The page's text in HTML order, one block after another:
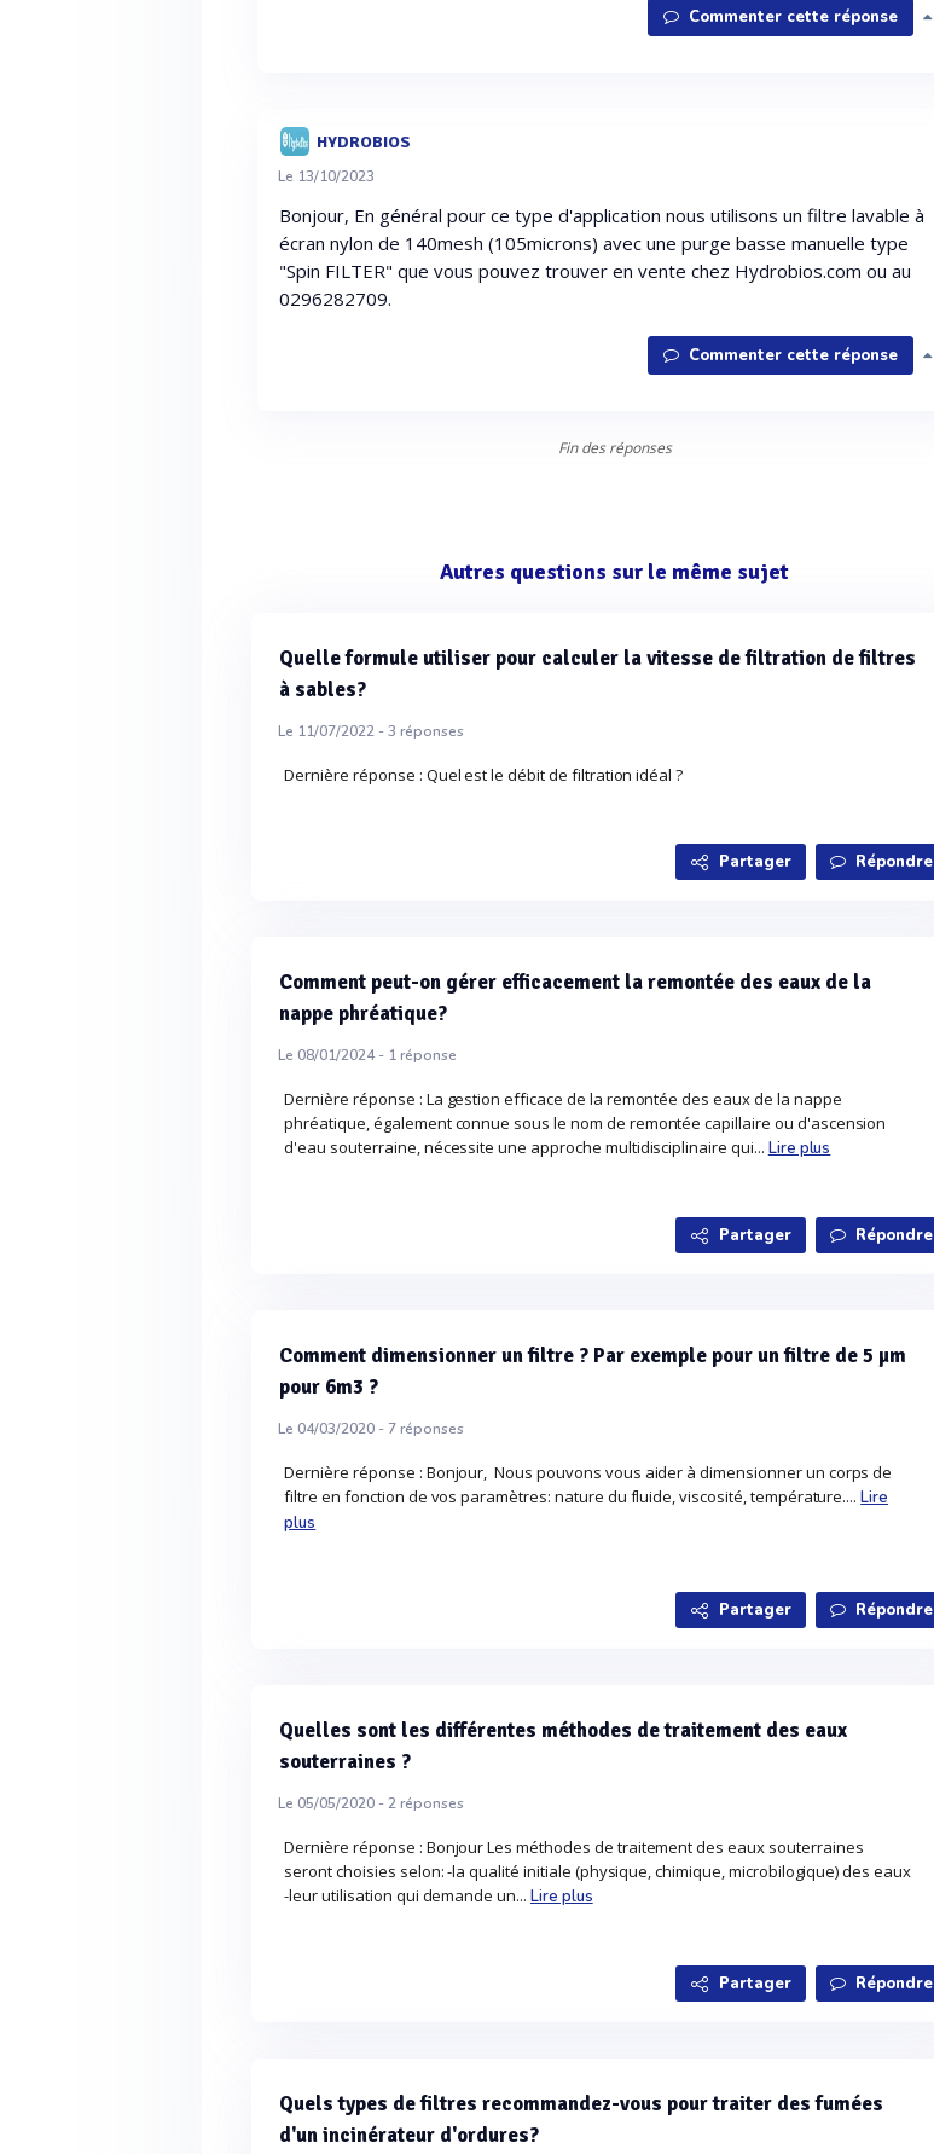
Commenter cette réponse
HYDROBIOS
Le 13/10/2023
Bonjour, En général pour ce type d'application nous utilisons un filtre lavable à
écran nylon de 140mesh (105microns) avec une purge basse manuelle type
"Spin FILTER" que vous pouvez trouver en vente chez Hydrobios.com ou au
0296282709.
Commenter cette réponse
Fin des réponses
Autres questions sur le même sujet
Quelle formule utiliser pour calculer la vitesse de filtration de filtres
à sables?
Le 11/07/2022 -3 réponses
Dernière réponse : Quel est le débit de filtration idéal ?
Partager Répondre
Comment peut-on gérer efficacement la remontée des eaux de la
nappe phréatique?
Le 08/01/2024 - 1réponse
Dernière réponse : La gestion efficace de la remontée des eaux de la nappe
phréatique, également connue sous le nom de remontée capillaire ou d'ascension
d'eau souterraine, nécessite une approche multidisciplinaire qui... Lire plus
Partager Répondre
Comment dimensionner un filtre ? Par exemple pour un filtre de 5 µm
pour 6m3 ?
Le 04/03/2020 -7réponses
Dernière réponse : Bonjour, Nous pouvons vous aider à dimensionner un corps de
filtre en fonction de vos paramètres: nature du fluide, viscosité, température....Lire
plus
Partager Répondre
Quelles sont les différentes méthodes de traitement des eaux
souterraines ?
Le 05/05/2020 -2réponses
Dernière réponse : Bonjour Les méthodes de traitement des eaux souterraines
seront choisies selon: -la qualité initiale (physique, chimique, microbilogique) des eaux
-leur utilisation qui demande un... Lire plus
Partager Répondre
Quels types de filtres recommandez-vous pour traiter des fumées
d'un incinérateur d'ordures?